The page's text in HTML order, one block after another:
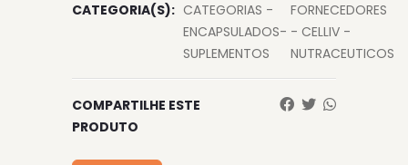
CATEGORIA(S): CATEGORIAS -
ENCAPSULADOS-
SUPLEMENTOS
FORNECEDORES
- CELLIV -
NUTRACEUTICOS
COMPARTILHE ESTE
PRODUTO